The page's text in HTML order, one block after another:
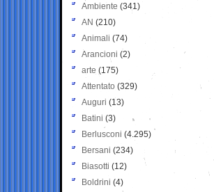
Ambiente (341)
AN (210)
Animali (74)
Arancioni (2)
arte (175)
Attentato (329)
Auguri (13)
Batini (3)
Berlusconi (4.295)
Bersani (234)
Biasotti (12)
Boldrini (4)